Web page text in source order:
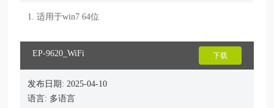
1. 适用于win7 64位
EP-9620_WiFi 下载
发布日期: 2025-04-10
语言: 多语言